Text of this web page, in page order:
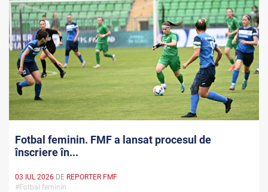
Fotbal feminin. FMF a lansat procesul de
înscriere în...
03 IUL 2026 DE REPORTER FMF
#Fotbal feminin